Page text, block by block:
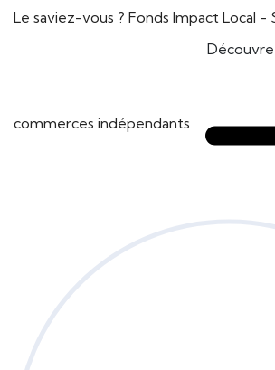
Le saviez-vous ? Fonds Impact Local -
commerces indépendants